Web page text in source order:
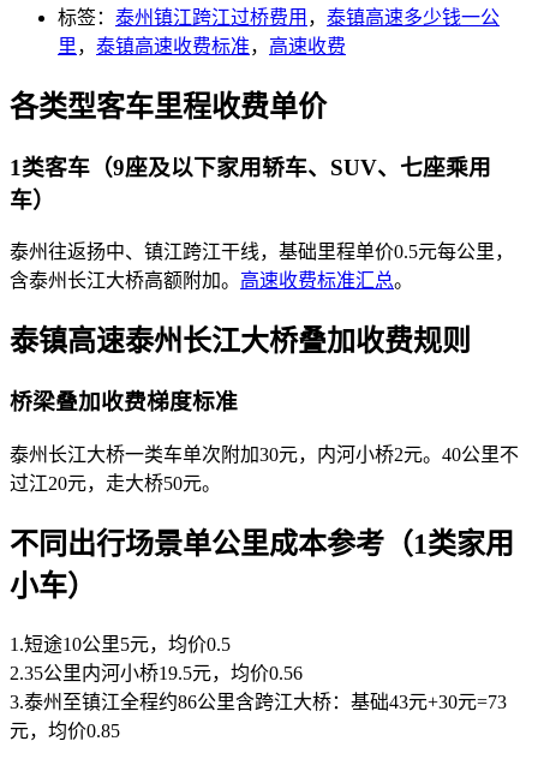
标签： 泰州镇江跨江过桥费用 ， 泰镇高速多少钱一公
里， 泰镇高速收费标准， 高速收费
各类型客车里程收费单价
1类客车（9座及以下家用轿车、SUV、七座乘用
车）
泰州往返扬中、镇江跨江干线，基础里程单价0.5元每公里，
含泰州长江大桥高额附加。 高速收费标准汇总。
泰镇高速泰州长江大桥叠加收费规则
桥梁叠加收费梯度标准
泰州长江大桥一类车单次附加30元，内河小桥2元。40公里不
过江20元，走大桥50元。
不同出行场景单公里成本参考（1类家用
小车）
1.短途10公里5元，均价0.5
2.35公里内河小桥19.5元，均价0.56
3.泰州至镇江全程约86公里含跨江大桥：基础43元+30元=73
元，均价0.85